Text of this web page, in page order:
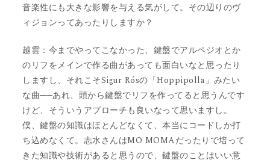
音楽性にも大きな影響を与える気がして。その辺りのヴ
ィジョンってあったりしますか？
越雲：今までやってこなかった、鍵盤でアルペジオとか
のリフをメインで作る曲があっても面白いなと思ったり
しますし、それこそSigur Rósの「Hoppipolla」みたい
な曲──あれ、頭から鍵盤でリフを作ってると思うんです
けど、そういうアプローチも良いなって思いますし。
僕、鍵盤の知識はほとんどなくて、本当にコードしか打
ち込めなくて。志水さんはMO MOMAだったりで培って
きた知識や技術があると思うので、鍵盤のことはいい意